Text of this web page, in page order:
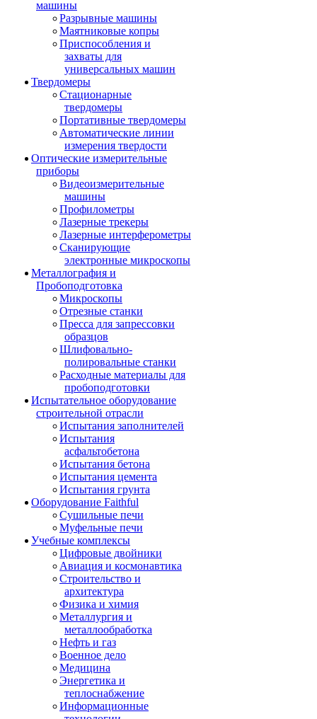
машины
Разрывные машины
Маятниковые копры
Приспособления и
захваты для
универсальных машин
Твердомеры
Стационарные
твердомеры
Портативные твердомеры
Автоматические линии
измерения твердости
Оптические измерительные
приборы
Видеоизмерительные
машины
Профилометры
Лазерные трекеры
Лазерные интерферометры
Сканирующие
электронные микроскопы
Металлография и
Пробоподготовка
Микроскопы
Отрезные станки
Пресса для запрессовки
образцов
Шлифовально-
полировальные станки
Расходные материалы для
пробоподготовки
Испытательное оборудование
строительной отрасли
Испытания заполнителей
Испытания
асфальтобетона
Испытания бетона
Испытания цемента
Испытания грунта
Оборудование Faithful
Сушильные печи
Муфельные печи
Учебные комплексы
Цифровые двойники
Авиация и космонавтика
Строительство и
архитектура
Физика и химия
Металлургия и
металлообработка
Нефть и газ
Военное дело
Медицина
Энергетика и
теплоснабжение
Информационные